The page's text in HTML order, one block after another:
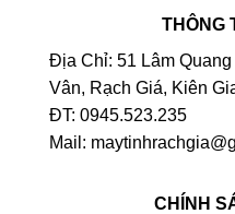
THÔNG
Địa Chỉ: 51 Lâm
Vân, Rạch Giá, Kiên
ĐT: 0945.523.235
Mail:
CHÍNH